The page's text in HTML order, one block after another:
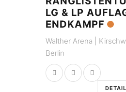
LG & LP
ENDKAMPF
Walther Arena |
Berlin